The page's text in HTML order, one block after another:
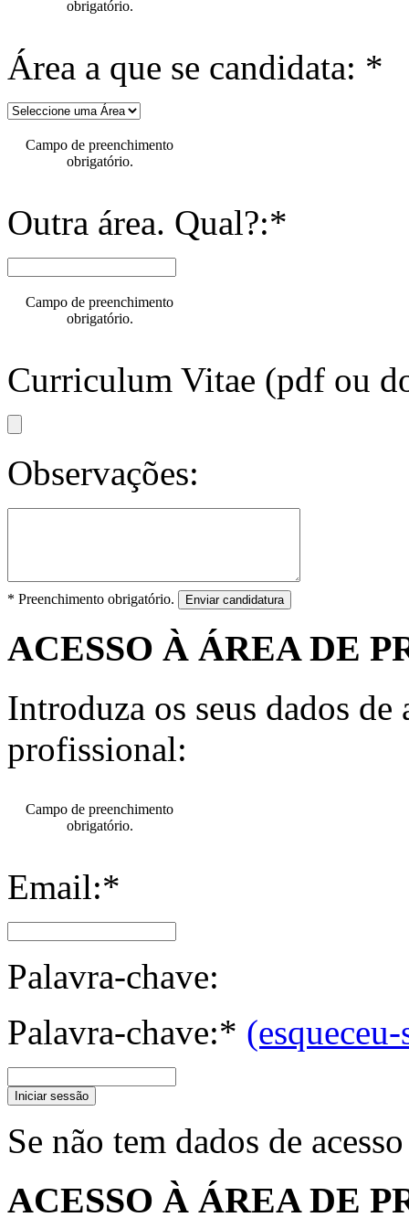
obrigatório.
Área a que se candidata: *
Campo de preenchimento
obrigatório.
Outra área. Qual?:*
Campo de preenchimento
obrigatório.
Curriculum Vitae (pdf ou
Observações:
* Preenchimento obrigatório. Enviar candidatura
ACESSO À ÁREA DE
Introduza os seus dados de
profissional:
Campo de preenchimento
obrigatório.
Email:*
Palavra-chave:
Palavra-chave:* (esqueceu-
Iniciar sessão
Se não tem dados de
ACESSO À ÁREA DE